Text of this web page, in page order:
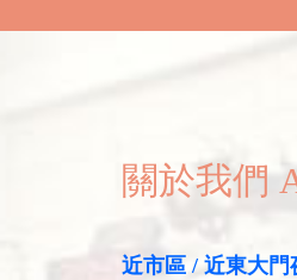
關於我們
近市區 / 近東大門